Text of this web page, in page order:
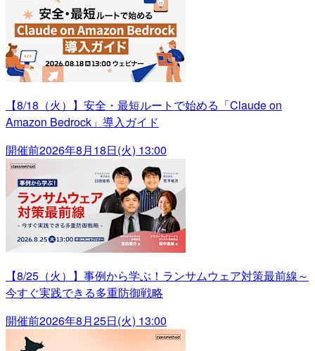
【8/18（火）】安全・最短ルートで始める「Claude on
Amazon Bedrock」導入ガイド
開催前2026年8月18日(火) 13:00
【8/25（火）】事例から学ぶ！ランサムウェア対策最前線～
今すぐ実践できる多重防御戦略
開催前2026年8月25日(火) 13:00